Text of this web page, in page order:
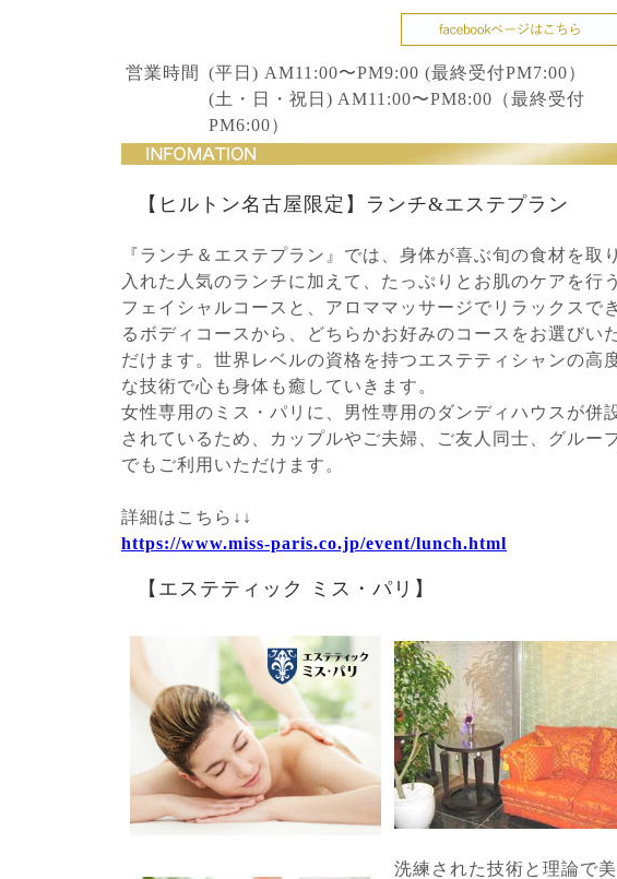
営業時間
(平日) AM11:00〜PM9:00 (最終受付PM7:00）
(土・日・祝日) AM11:00〜PM8:00（最終受付
PM6:00）
【ヒルトン名古屋限定】ランチ&エステプラン
『ランチ＆エステプラン』では、身体が喜ぶ旬の食材を取り
入れた人気のランチに加えて、たっぷりとお肌のケアを行う
フェイシャルコースと、アロママッサージでリラックスでき
るボディコースから、どちらかお好みのコースをお選びい
だけます。世界レベルの資格を持つエステティシャンの高
な技術で心も身体も癒していきます。
女性専用のミス・パリに、男性専用のダンディハウスが併
されているため、カップルやご夫婦、ご友人同士、グルー
でもご利用いただけます。
詳細はこちら↓↓
https://www.miss-paris.co.jp/event/lunch.html
【エステティック ミス・パリ】
洗練された技術と理論で